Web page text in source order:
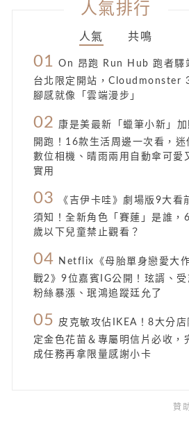
人氣排行
人氣 共鳴
01 On 昂跑 Run Hub 跑者驛
台北限定開站，Cloudmonster
腳感就像「雲端漫步」
02
康是美最新「蠟筆小新」加
開跑！16款生活周邊一次看，迷
數位相機、晴雨兩用自動傘可愛
實用
03
《吉伊卡哇》劇場版9大看
須知！全新角色「賽蓮」是誰，6
歲以下兒童禁止觀看？
04
Netflix《母胎單身戀愛大
戰2》9位嘉賓IG公開！玹諝、受
粉絲暴漲、珉鴻追蹤廷允了
05
皮克敏攻佔IKEA！8大分店
定金色花苗＆專屬明信片必收，
成任務再拿限量感謝小卡
贊